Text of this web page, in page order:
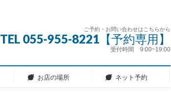
ご予約・お問い合わせはこちらから
TEL 055-955-8221【予約専用】
受付時間 9:00~19:00
お店の場所 ネット予約